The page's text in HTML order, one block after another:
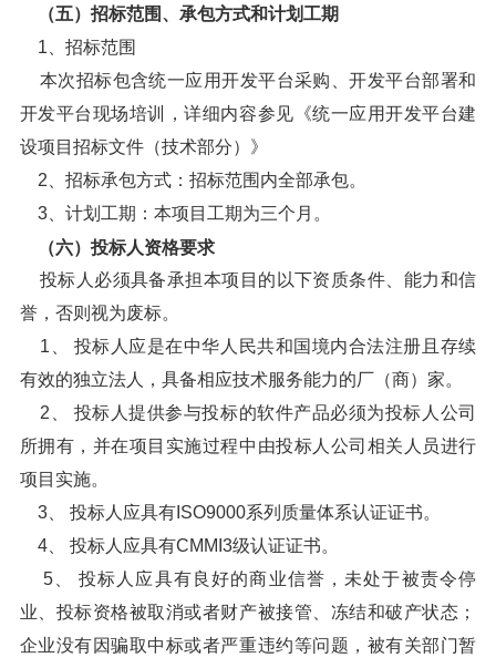
（五）招标范围、承包方式和计划工期
1、招标范围
本次招标包含统一应用开发平台采购、开发平台部署和
开发平台现场培训，详细内容参见《统一应用开发平台建
设项目招标文件（技术部分）》
2、招标承包方式：招标范围内全部承包。
3、计划工期：本项目工期为三个月。
（六）投标人资格要求
投标人必须具备承担本项目的以下资质条件、能力和信
誉，否则视为废标。
1、 投标人应是在中华人民共和国境内合法注册且存续
有效的独立法人，具备相应技术服务能力的厂（商）家。
2、 投标人提供参与投标的软件产品必须为投标人公司
所拥有，并在项目实施过程中由投标人公司相关人员进行
项目实施。
3、 投标人应具有ISO9000系列质量体系认证证书。
4、 投标人应具有CMMI3级认证证书。
5、 投标人应具有良好的商业信誉，未处于被责令停
业、投标资格被取消或者财产被接管、冻结和破产状态；
企业没有因骗取中标或者严重违约等问题，被有关部门暂